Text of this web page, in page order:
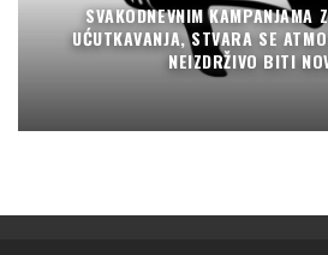
SVAKODNEVNIM KAMPANJAMA
UĆUTKAVANJA, STVARA SE
NEIZDRŽIVO BITI